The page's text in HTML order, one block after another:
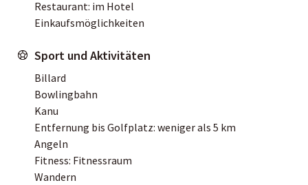
Restaurant: im Hotel
Einkaufsmöglichkeiten
Sport und Aktivitäten
Billard
Bowlingbahn
Kanu
Entfernung bis Golfplatz: weniger als 5 km
Angeln
Fitness: Fitnessraum
Wandern